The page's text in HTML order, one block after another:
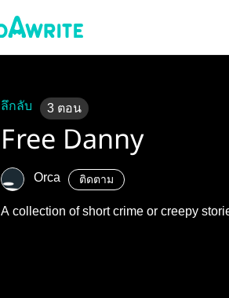
ลึกลับ 3 ตอน
Free Danny
Orca ติดตาม
A collection of short crime or creepy